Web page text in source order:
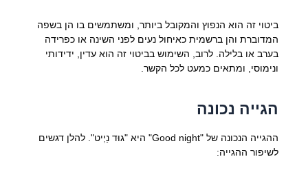
ביטוי זה הוא הנפוץ והמקובל ביותר, ומשתמשים בו הן בשפה
המדוברת והן ברשמית כאיחול נעים לפני השינה או כפרידה
בערב או בלילה. לרוב, השימוש בביטוי זה הוא עדין, ידידותי
ונימוסי, ומתאים כמעט לכל הקשר.
הגייה נכונה
ההגייה הנכונה של "Good night" היא "גוּד נַיְיט". להלן דגשים
לשיפור ההגייה: